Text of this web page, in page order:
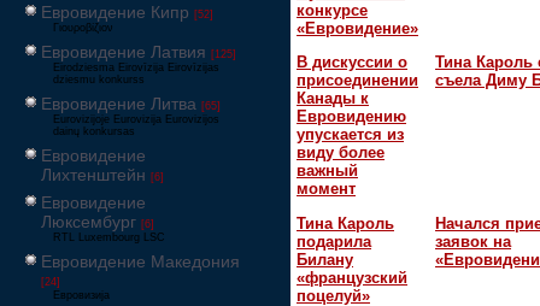
Евровидение Кипр [52]
Γιουροβίζιον
Евровидение Латвия [125]
Eirodziesma Eirovīzija Eirovīzijas
dziesmu konkurss
Евровидение Литва [65]
Eurovizijoje Eurovizija Eurovizijos
dainų konkursas
Евровидение
Лихтенштейн [6]
Евровидение
Люксембург [6]
RTL Luxembourg LSC
Евровидение Македония
[24]
Евровизија
конкурсе
«Евровидение»
В дискуссии о
присоединении
Канады к
Евровидению
упускается из
виду более
важный
момент
Тина Кароль
съела Диму
Тина Кароль
подарила
Билану
«французский
поцелуй»
Начался
заявок на